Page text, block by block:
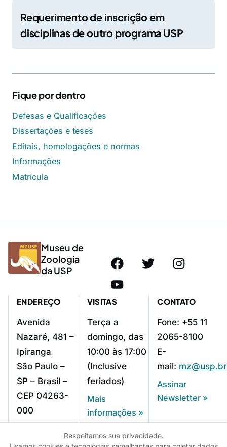
Requerimento de inscrição em
disciplinas de outro programa USP
Fique por dentro
Defesas e Qualificações
Dissertações e teses
Editais, homologações e normas
Informações
Matrícula
Museu de
Zoologia
da USP
ENDEREÇO
Avenida
Nazaré, 481 –
Ipiranga
São Paulo –
SP – Brasil –
CEP 04263-
000
VISITAS
Terça a
domingo, das
10:00 às 17:00
(Inclusive
feriados)
Mais
informações »
CONTATO
Fone: +55 11
2065-8100
E-
mail: mz@usp.br
Assinar
Newsletter »
Respeitamos sua privacidade.